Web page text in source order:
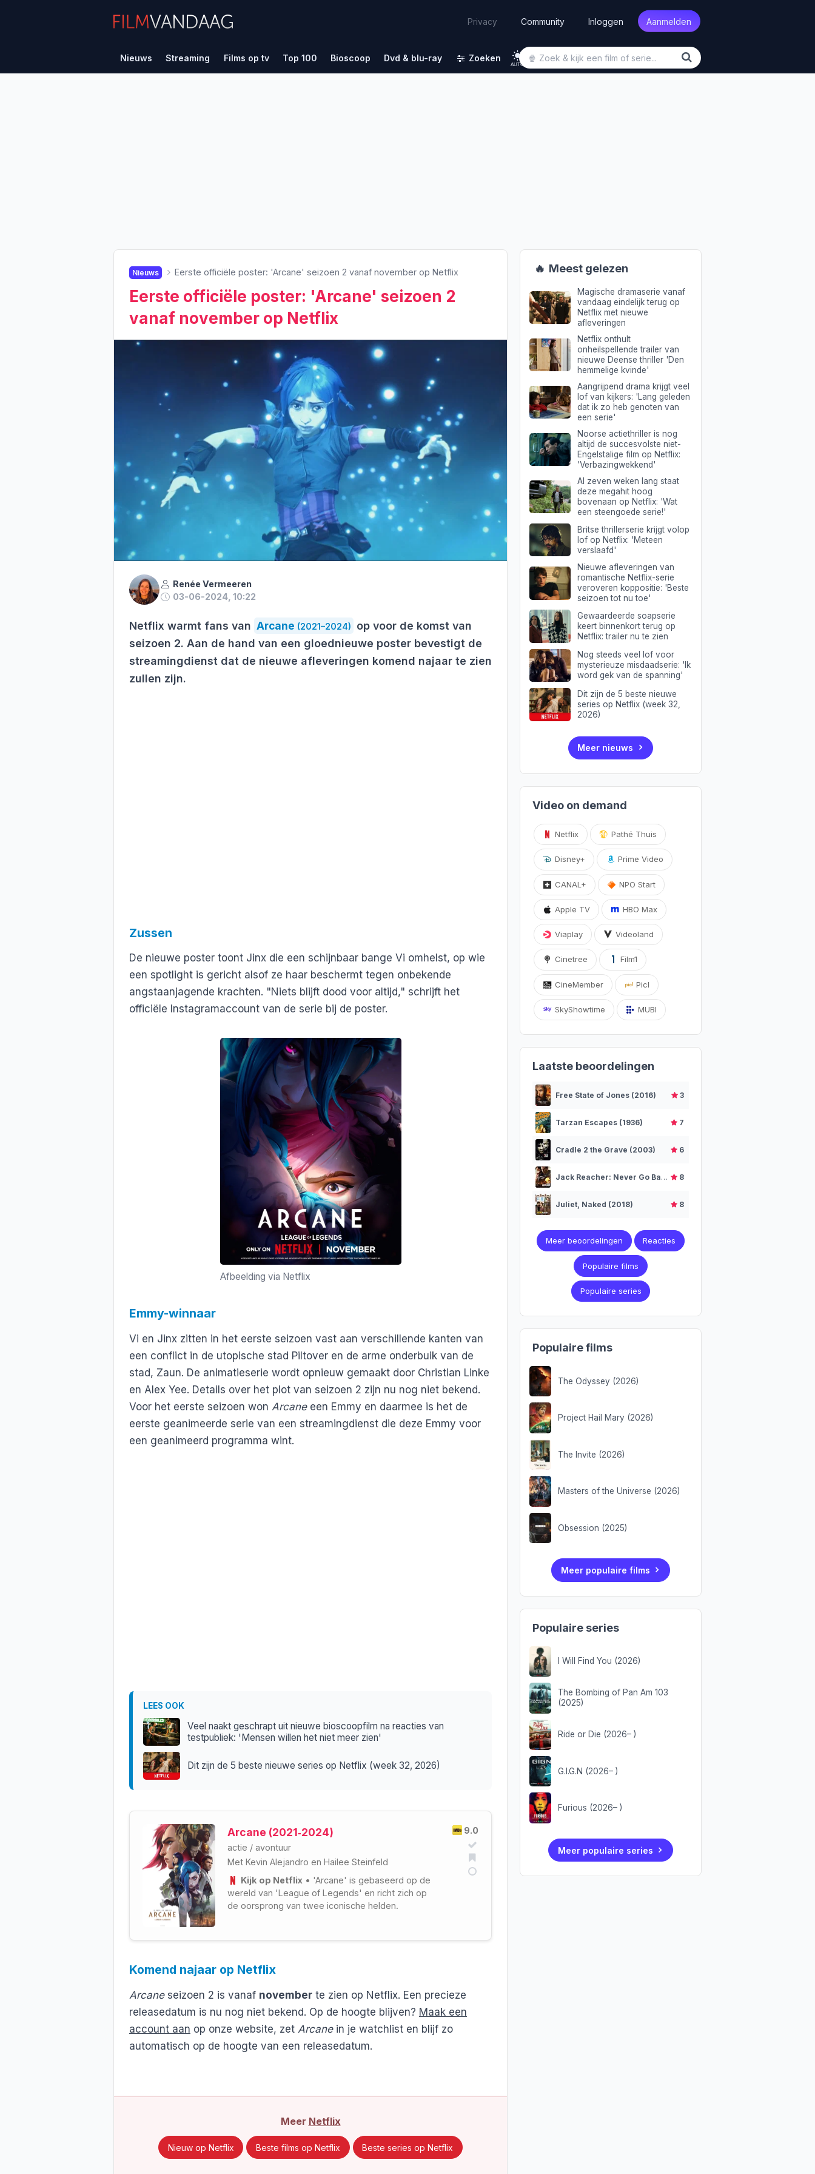
Privacy Community Inloggen Aanmelden
Nieuws Streaming Films op tv Top 100 Bioscoop Dvd & blu-ray Zoeken
AUTO
Nieuws Eerste officiële poster: 'Arcane' seizoen 2 vanaf november op Netflix
Eerste officiële poster: 'Arcane' seizoen 2
vanaf november op Netflix
Renée Vermeeren
03-06-2024, 10:22
Netflix warmt fans van Arcane (2021–2024)
op voor de komst van
seizoen 2. Aan de hand van een gloednieuwe poster bevestigt de
streamingdienst dat de nieuwe afleveringen komend najaar te zien
zullen zijn.
Zussen
De nieuwe poster toont Jinx die een schijnbaar bange Vi omhelst, op wie
een spotlight is gericht alsof ze haar beschermt tegen onbekende
angstaanjagende krachten. "Niets blijft dood voor altijd," schrijft het
officiële Instagramaccount van de serie bij de poster.
Afbeelding via Netflix
Emmy-winnaar
Vi en Jinx zitten in het eerste seizoen vast aan verschillende kanten van
een conflict in de utopische stad Piltover en de arme onderbuik van de
stad, Zaun. De animatieserie wordt opnieuw gemaakt door Christian Linke
en Alex Yee. Details over het plot van seizoen 2 zijn nu nog niet bekend.
Voor het eerste seizoen won Arcaneeen Emmy en daarmee is het de
eerste geanimeerde serie van een streamingdienst die deze Emmy voor
een geanimeerd programma wint.
LEES OOK
Veel naakt geschrapt uit nieuwe bioscoopfilm na reacties van
testpubliek: 'Mensen willen het niet meer zien'
Dit zijn de 5 beste nieuwe series op Netflix (week 32, 2026)
9.0
Arcane (2021‑2024)
actie / avontuur
Met Kevin Alejandro en Hailee Steinfeld
Kijk op Netflix • 'Arcane' is gebaseerd op de
wereld van 'League of Legends' en richt zich op
de oorsprong van twee iconische helden.
Komend najaar op Netflix
Arcaneseizoen 2 is vanaf november te zien op Netflix. Een precieze
releasedatum is nu nog niet bekend. Op de hoogte blijven? Maak een
account aan op onze website, zet Arcanein je watchlist en blijf zo
automatisch op de hoogte van een releasedatum.
Meer Netflix
Nieuw op Netflix Beste films op Netflix Beste series op Netflix
🔥 Meest gelezen
Magische dramaserie vanaf
vandaag eindelijk terug op
Netflix met nieuwe
afleveringen
Netflix onthult
onheilspellende trailer van
nieuwe Deense thriller 'Den
hemmelige kvinde'
Aangrijpend drama krijgt veel
lof van kijkers: 'Lang geleden
dat ik zo heb genoten van
een serie'
Noorse actiethriller is nog
altijd de succesvolste niet-
Engelstalige film op Netflix:
'Verbazingwekkend'
Al zeven weken lang staat
deze megahit hoog
bovenaan op Netflix: 'Wat
een steengoede serie!'
Britse thrillerserie krijgt volop
lof op Netflix: 'Meteen
verslaafd'
Nieuwe afleveringen van
romantische Netflix-serie
veroveren koppositie: 'Beste
seizoen tot nu toe'
Gewaardeerde soapserie
keert binnenkort terug op
Netflix: trailer nu te zien
Nog steeds veel lof voor
mysterieuze misdaadserie: 'Ik
word gek van de spanning'
Dit zijn de 5 beste nieuwe
series op Netflix (week 32,
2026)
Meer nieuws
Video on demand
Netflix Pathé Thuis
Disney+ Prime Video
CANAL+ NPO Start
Apple TV HBO Max
Viaplay Videoland
Cinetree Film1
CineMember Picl
SkyShowtime MUBI
Laatste beoordelingen
Free State of Jones (2016) 3
Tarzan Escapes (1936) 7
Cradle 2 the Grave (2003) 6
Jack Reacher: Never Go Back (2016) 8
Juliet, Naked (2018) 8
Meer beoordelingen Reacties
Populaire films
Populaire series
Populaire films
The Odyssey (2026)
Project Hail Mary (2026)
The Invite (2026)
Masters of the Universe (2026)
Obsession (2025)
Meer populaire films
Populaire series
I Will Find You (2026)
The Bombing of Pan Am 103
(2025)
Ride or Die (2026– )
G.I.G.N (2026– )
Furious (2026– )
Meer populaire series